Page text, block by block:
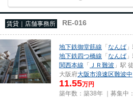
賃貸｜店舗事務所 RE-016
地下鉄御堂筋線 「なんば
地下鉄四つ橋線 「なんば
関西本線 「 ＪＲ難波 」駅
大阪府大阪市浪速区難波中
11.55万円
築年数：築38年 ｜募集中：